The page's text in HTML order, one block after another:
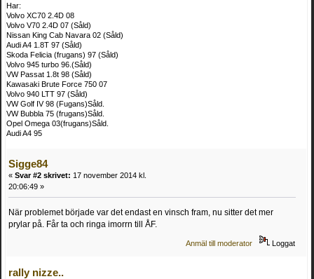
Har:
Volvo XC70 2.4D 08
Volvo V70 2.4D 07 (Såld)
Nissan King Cab Navara 02 (Såld)
Audi A4 1.8T 97 (Såld)
Skoda Felicia (frugans) 97 (Såld)
Volvo 945 turbo 96.(Såld)
VW Passat 1.8t 98 (Såld)
Kawasaki Brute Force 750 07
Volvo 940 LTT 97 (Såld)
VW Golf IV 98 (Fugans)Såld.
VW Bubbla 75 (frugans)Såld.
Opel Omega 03(frugans)Såld.
Audi A4 95
Sigge84
« Svar #2 skrivet: 17 november 2014 kl.
20:06:49 »
När problemet började var det endast en vinsch fram, nu sitter det mer
prylar på. Får ta och ringa imorrn till ÅF.
Anmäl till moderator Loggat
rally nizze..